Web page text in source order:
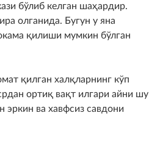
бўлиб келган шаҳардир.
олганида. Бугун у яна
қилиши мумкин бўлган
қилган халқларнинг кўп
ортиқ вақт илгари айни шу
ва хавфсиз савдони